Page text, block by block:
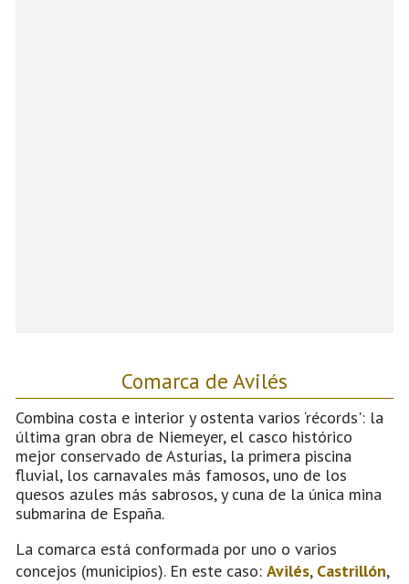
Comarca de Avilés
Combina costa e interior y ostenta varios ‘récords': la
última gran obra de Niemeyer, el casco histórico
mejor conservado de Asturias, la primera piscina
fluvial, los carnavales más famosos, uno de los
quesos azules más sabrosos, y cuna de la única mina
submarina de España.
La comarca está conformada por uno o varios
concejos (municipios). En este caso: Avilés, Castrillón,